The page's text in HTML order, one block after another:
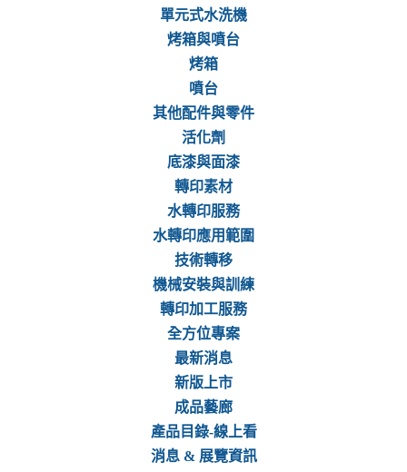
單元式水洗機
烤箱與噴台
烤箱
噴台
其他配件與零件
活化劑
底漆與面漆
轉印素材
水轉印服務
水轉印應用範圍
技術轉移
機械安裝與訓練
轉印加工服務
全方位專案
最新消息
新版上市
成品藝廊
產品目錄-線上看
消息 & 展覽資訊